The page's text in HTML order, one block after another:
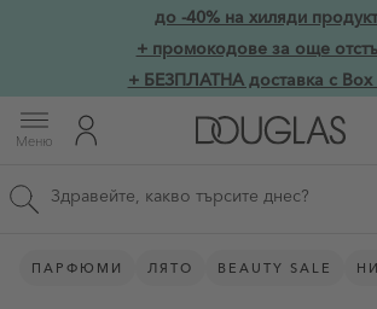
Прескачане към съдържанието
до -40% на хиляди
+ промокодове за още
+ БЕЗПЛАТНА доставка с Box
Меню
ПАРФЮМИ ЛЯТО BEAUTY SALE